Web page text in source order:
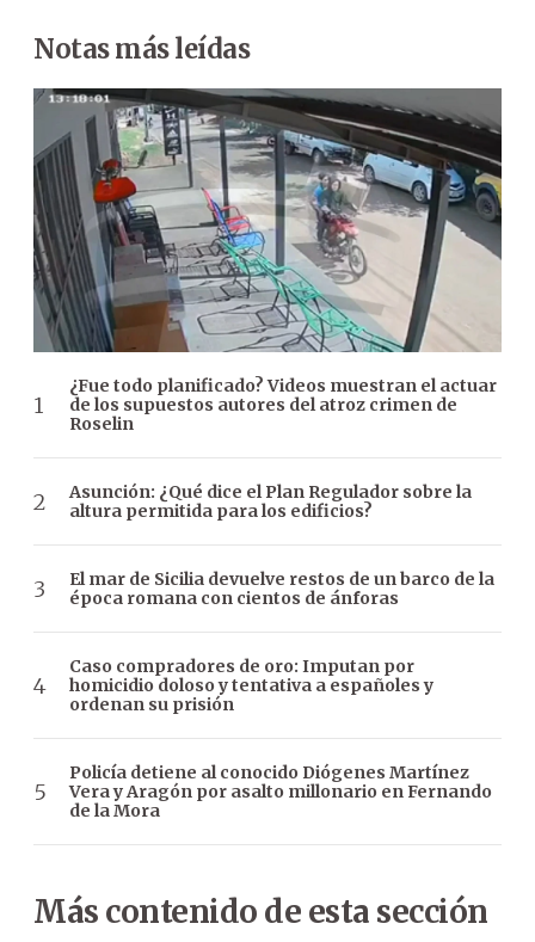
Notas más leídas
¿Fue todo planificado? Videos muestran el actuar
de los supuestos autores del atroz crimen de
Roselin
Asunción: ¿Qué dice el Plan Regulador sobre la
altura permitida para los edificios?
El mar de Sicilia devuelve restos de un barco de la
época romana con cientos de ánforas
Caso compradores de oro: Imputan por
homicidio doloso y tentativa a españoles y
ordenan su prisión
Policía detiene al conocido Diógenes Martínez
Vera y Aragón por asalto millonario en Fernando
de la Mora
Más contenido de esta sección